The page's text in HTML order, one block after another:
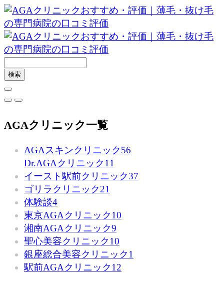
AGAクリニック一覧
AGAスキンクリニック56
Dr.AGAクリニック11
イースト駅前クリニック37
ゴリラクリニック21
体験談4
東京AGAクリニック10
湘南AGAクリニック9
聖心美容クリニック10
銀座総合美容クリニック1
駅前AGAクリニック12